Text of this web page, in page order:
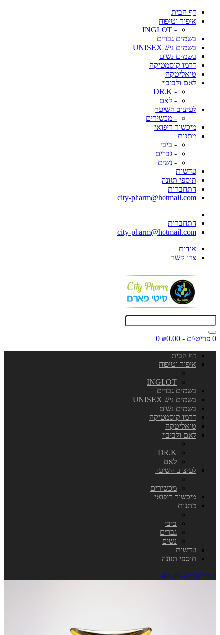
דף הבית
איפור וטיפוח
- INGLOT
בשמים גברים
בשמים ניש UNISEX
בשמים נשים
דרמו קוסמטיקה
טואליטקה
לאם ולביביי
- DR.K
- לאם
לעיצוב השיער
- מכשירים
מיכשור ריפואי
מתנות
- ביבי
- גברים
- נשים
עדשות
תוספי תזונה
התחברות
city-pharm@hotmail.com
התחברות
city-pharm@hotmail.com
אודות
צרו קשר
0 פריט\ים - ₪0.00
0
דף הבית
איפור וטיפוח
INGLOT
בשמים גברים
בשמים ניש UNISEX
בשמים נשים
דרמו קוסמטיקה
טואליטקה
לאם ולביביי
DR.K
לאם
לעיצוב השיער
מכשירים
מיכשור ריפואי
מתנות
ביבי
גברים
נשים
עדשות
תוספי תזונה
0 פריט\ים - ₪0.00